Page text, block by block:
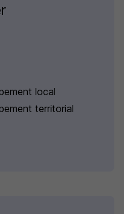
local
territorial